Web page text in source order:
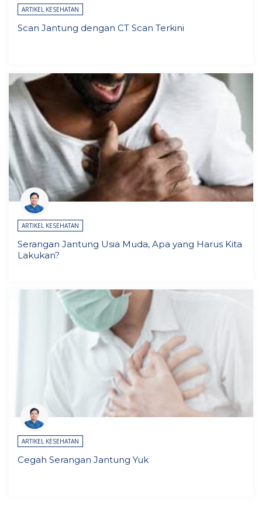
ARTIKEL KESEHATAN
Scan Jantung dengan CT Scan Terkini
ARTIKEL KESEHATAN
Serangan Jantung Usia Muda, Apa yang Harus Kita
Lakukan?
ARTIKEL KESEHATAN
Cegah Serangan Jantung Yuk